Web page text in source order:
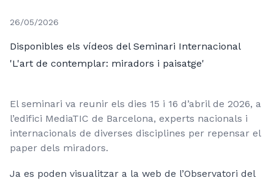
26/05/2026
Disponibles els vídeos del Seminari Internacional
'L'art de contemplar: miradors i paisatge'
El seminari va reunir els dies 15 i 16 d’abril de 2026, a
l’edifici MediaTIC de Barcelona, experts nacionals i
internacionals de diverses disciplines per repensar el
paper dels miradors.
Ja es poden visualitzar a la web de l’Observatori del